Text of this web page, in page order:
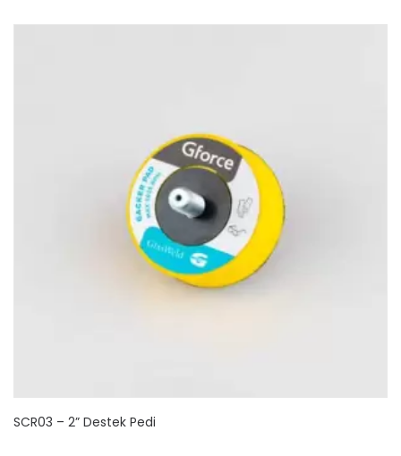
SCR03 – 2” Destek Pedi